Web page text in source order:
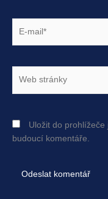
mail*
Uložit do
budoucí komentáře.